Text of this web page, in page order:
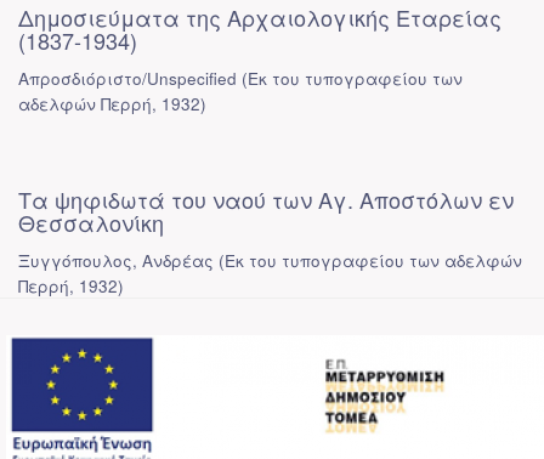
Δημοσιεύματα της Αρχαιολογικής Εταρείας
(1837-1934)
Απροσδιόριστο/Unspecified (Εκ του τυπογραφείου των
αδελφών Περρή, 1932)
Τα ψηφιδωτά του ναού των Αγ. Αποστόλων εν
Θεσσαλονίκη
Ξυγγόπουλος, Ανδρέας (Εκ του τυπογραφείου των αδελφών
Περρή, 1932)